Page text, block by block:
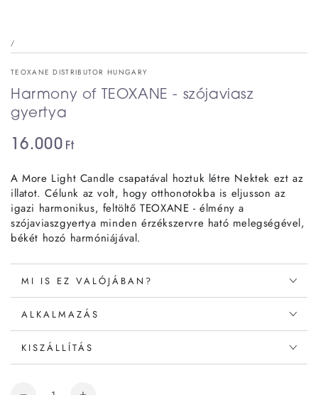
/
TEOXANE DISTRIBUTOR HUNGARY
Harmony of TEOXANE - szójaviasz
gyertya
16.000 Ft
A More Light Candle csapatával hoztuk létre Nektek ezt az
illatot. Célunk az volt, hogy otthonotokba is eljusson az
igazi harmonikus, feltöltő TEOXANE - élmény a
szójaviaszgyertya minden érzékszervre ható melegségével,
békét hozó harmóniájával.
MI IS EZ VALÓJÁBAN?
ALKALMAZÁS
KISZÁLLÍTÁS